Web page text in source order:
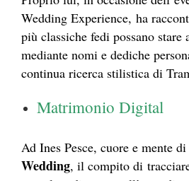
Wedding Experience, ha
più classiche fedi possano stare
mediante nomi e dediche
continua ricerca stilistica di
Matrimonio Digital
Ad Ines Pesce, cuore e mente di
Wedding, il compito di